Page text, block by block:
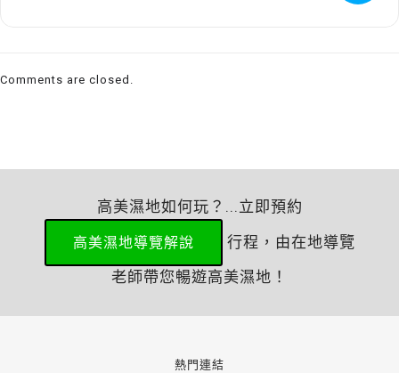
Comments are closed.
高美濕地如何玩？...立即預約
高美濕地導覽解說
行程，由在地導覽
老師帶您暢遊高美濕地！
熱門連結